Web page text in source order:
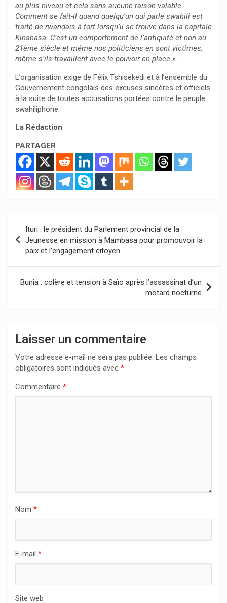
au plus niveau et cela sans aucune raison valable.
Comment se fait-il quand quelqu’un qui parle swahili est
traité de rwandais à tort lorsqu’il se trouve dans la capitale
Kinshasa. C’est un comportement de l’antiquité et non au
21ème siècle et même nos politiciens en sont victimes,
même s’ils travaillent avec le pouvoir en place ».
L’organisation exige de Félix Tshisekedi et à l’ensemble du
Gouvernement congolais des excuses sincères et officiels
à la suite de toutes accusations portées contre le peuple
swahiliphone.
La Rédaction
PARTAGER
de
l’article
Ituri : le président du Parlement provincial de la
Jeunesse en mission à Mambasa pour promouvoir la
paix et l’engagement citoyen
Bunia : colère et tension à Saïo après l’assassinat d’un
motard nocturne
Laisser un commentaire
Votre adresse e-mail ne sera pas publiée. Les champs
obligatoires sont indiqués avec *
Commentaire *
Nom *
E-mail *
Site web